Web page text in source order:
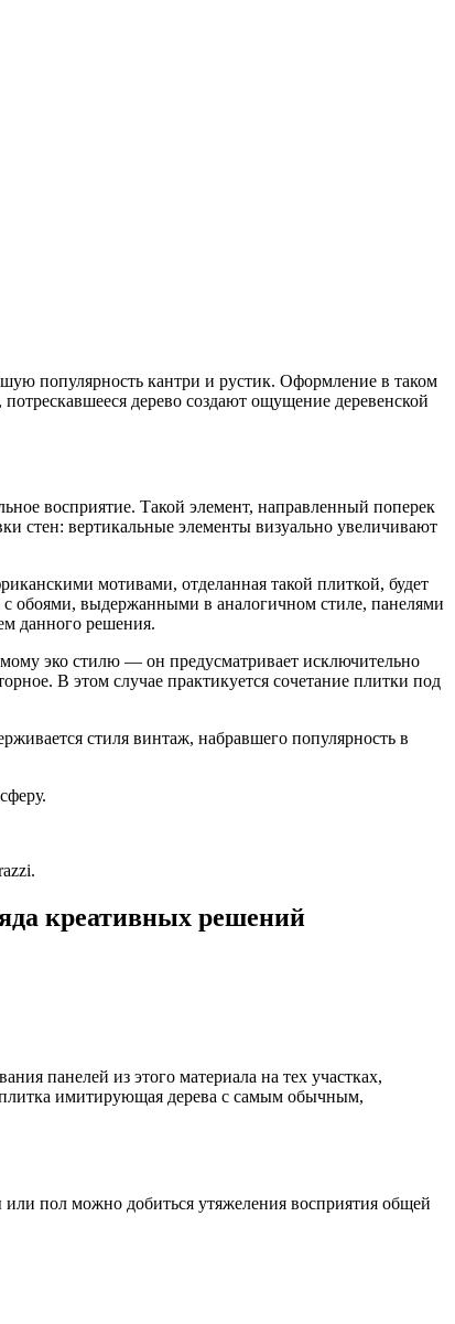
популярность кантри и рустик. Оформление в таком
дерево создают ощущение деревенской
восприятие. Такой элемент, направленный поперек
стен: вертикальные элементы визуально увеличивают
мотивами, отделанная такой плиткой, будет
с обоями, выдержанными в аналогичном стиле, панелями
данного решения.
эко стилю — он предусматривает исключительно
В этом случае практикуется сочетание плитки под
стиля винтаж, набравшего популярность в
креативных решений
панелей из этого материала на тех участках,
плитка имитирующая дерева с самым обычным,
пол можно добиться утяжеления восприятия общей